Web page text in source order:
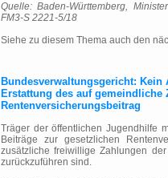
Quelle: Baden-Württemberg,
FM3-S 2221-5/18
Siehe zu diesem Thema auch den
Bundesverwaltungsgericht:
Erstattung des auf
Rentenversicherungsbeitrag
Träger der öffentlichen Jugendhilfe
Beiträge zur gesetzlichen
zusätzliche freiwillige Zahlungen
zurückzuführen sind.